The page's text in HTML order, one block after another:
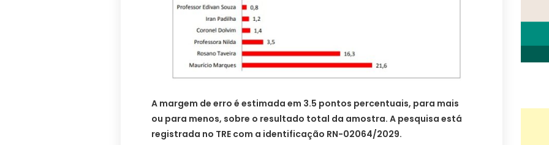
A margem de erro é estimada em 3.5 pontos percentuais, para mais
ou para menos, sobre o resultado total da amostra. A pesquisa está
registrada no TRE com a identificação RN-02064/2029.